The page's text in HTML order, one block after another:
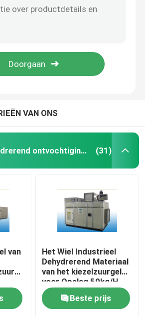
op hoge temperatuur
apparatuur
VAN ONS
industrieel dehydrerend ontvochtigingstoestel (31)
van
Het Wiel Industrieel
Dehydrerend Materiaal
van het kiezelzuurgel
voor Opslag 50kg/H
Beste prijs